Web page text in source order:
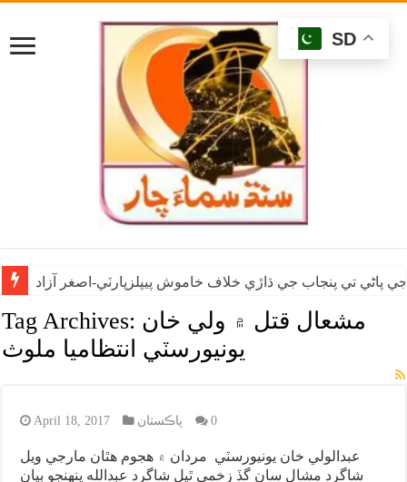
پاڻي تي پنجاب جي ڌاڙي خلاف خاموش پيپلزپارٽي-اصغر آزاد
Tag Archives: مشعال قتل ۾ ولي خان
يونيورسٽي انتظاميا ملوث
April 18, 2017 پاڪستان 0
عبدالولي خان يونيورسٽي مردان ۾ هجوم هٿان مارجي ويل
شاگرد مشال سان گڏ زخمي ٿيل شاگرد عبدالله پنهنجو بيان
SD